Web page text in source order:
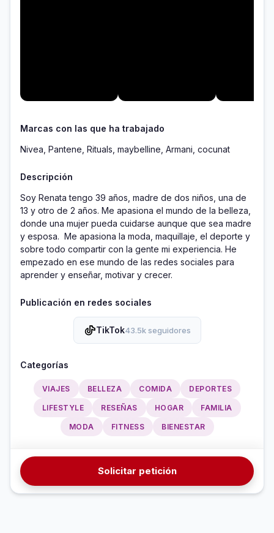
Marcas con las que ha trabajado
Nivea, Pantene, Rituals, maybelline, Armani, cocunat
Descripción
Soy Renata tengo 39 años, madre de dos niños, una de
13 y otro de 2 años. Me apasiona el mundo de la belleza,
donde una mujer pueda cuidarse aunque que sea madre
y esposa.  Me apasiona la moda, maquillaje, el deporte y
sobre todo compartir con la gente mi experiencia. He
empezado en ese mundo de las redes sociales para
aprender y enseñar, motivar y crecer.
Publicación en redes sociales
TikTok43.5k seguidores
Categorías
VIAJES BELLEZA COMIDA DEPORTES
LIFESTYLE RESEÑAS HOGAR FAMILIA
MODA FITNESS BIENESTAR
Solicitar petición